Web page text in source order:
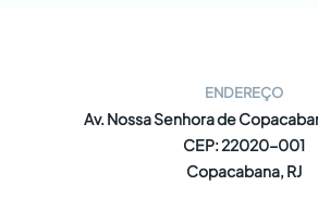
ENDEREÇO
Av. Nossa Senhora de
CEP: 22020-001
Copacabana, RJ